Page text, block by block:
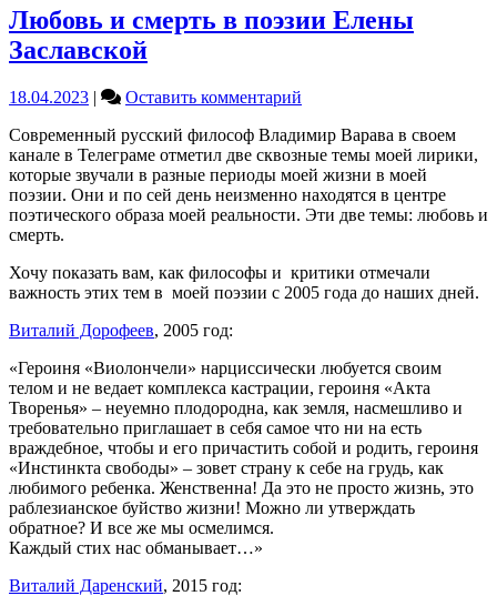
Любовь и смерть в поэзии Елены
Заславской
18.04.2023 | Оставить комментарий
и
смерть
в
поэзии
Елены
Современный русский философ Владимир Варава в своем
канале в Телеграме отметил две сквозные темы моей лирики,
которые звучали в разные периоды моей жизни в моей
поэзии. Они и по сей день неизменно находятся в центре
поэтического образа моей реальности. Эти две темы: любовь и
смерть.
Хочу показать вам, как философы и критики отмечали
важность этих тем в моей поэзии с 2005 года до наших дней.
Виталий Дорофеев, 2005 год:
«Героиня «Виолончели» нарциссически любуется своим
телом и не ведает комплекса кастрации, героиня «Акта
Творенья» – неуемно плодородна, как земля, насмешливо и
требовательно приглашает в себя самое что ни на есть
враждебное, чтобы и его причастить собой и родить, героиня
«Инстинкта свободы» – зовет страну к себе на грудь, как
любимого ребенка. Женственна! Да это не просто жизнь, это
раблезианское буйство жизни! Можно ли утверждать
обратное? И все же мы осмелимся.
Каждый стих нас обманывает…»
Виталий Даренский, 2015 год: